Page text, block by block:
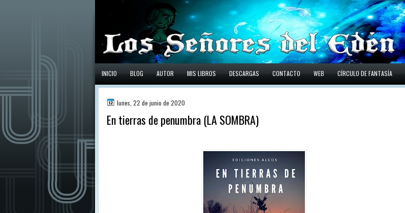
INICIO BLOG AUTOR MIS LIBROS DESCARGAS CONTACTO WEB CÍRCULO DE FANTASÍA
lunes, 22 de junio de 2020
En tierras de penumbra (LA SOMBRA)